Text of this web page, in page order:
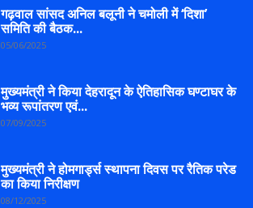
गढ़वाल सांसद अनिल बलूनी ने चमोली में ‘दिशा’
समिति की बैठक...
05/06/2025
मुख्यमंत्री ने किया देहरादून के ऐतिहासिक घण्टाघर के
भव्य रूपांतरण एवं...
07/09/2025
मुख्यमंत्री ने होमगार्ड्स स्थापना दिवस पर रैतिक परेड
का किया निरीक्षण
08/12/2025